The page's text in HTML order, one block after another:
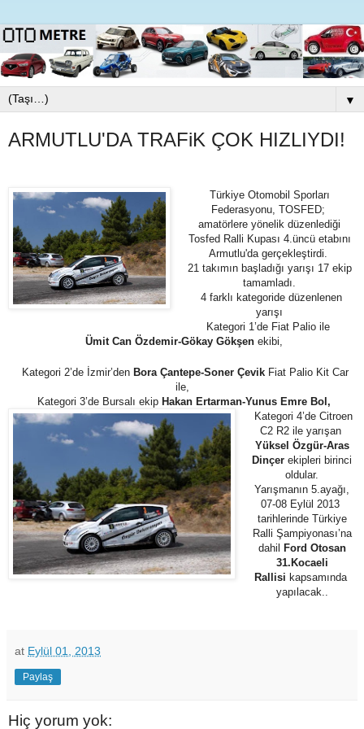
▼
ARMUTLU'DA TRAFiK ÇOK HIZLIYDI!
Türkiye Otomobil Sporları
Federasyonu, TOSFED;
amatörlere yönelik düzenlediği
Tosfed Ralli Kupası 4.üncü etabını
Armutlu'da gerçekleştirdi.
21 takımın başladığı yarışı 17 ekip
tamamladı.
4 farklı kategoride düzenlenen
yarışı
Kategori 1’de Fiat Palio ile
Ümit Can Özdemir-Gökay Gökşen ekibi,
Kategori 2’de İzmir’den Bora Çantepe-Soner Çevik Fiat Palio Kit Car
ile,
Kategori 3’de Bursalı ekip Hakan Ertarman-Yunus Emre Bol,
Kategori 4’de Citroen
C2 R2 ile yarışan
Yüksel Özgür-Aras
Dinçer ekipleri birinci
oldular.
Yarışmanın 5.ayağı,
07-08 Eylül 2013
tarihlerinde Türkiye
Ralli Şampiyonası’na
dahil
Ford Otosan
31.Kocaeli
Rallisi kapsamında
yapılacak..
at Eylül 01, 2013
Paylaş
Hiç yorum yok: